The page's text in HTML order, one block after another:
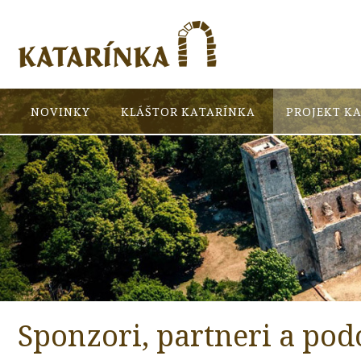
NOVINKY KLÁŠTOR KATARÍNKA PROJEKT
Sponzori, partneri a